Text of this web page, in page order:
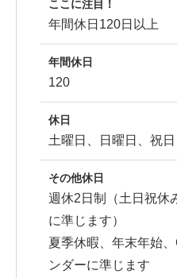
ここに注目！
年間休日120日以上
年間休日
120
休日
土曜日、日曜日、祝日
その他休日
週休2日制（土日祝休
に準じます）
夏季休暇、年末年始
ンダーに準じます